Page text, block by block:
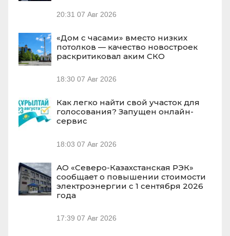
20:31 07 Авг 2026
«Дом с часами» вместо низких
потолков — качество новостроек
раскритиковал аким СКО
18:30 07 Авг 2026
Как легко найти свой участок для
голосования? Запущен онлайн-
сервис
18:03 07 Авг 2026
АО «Северо-Казахстанская РЭК»
сообщает о повышении стоимости
электроэнергии с 1 сентября 2026
года
17:39 07 Авг 2026